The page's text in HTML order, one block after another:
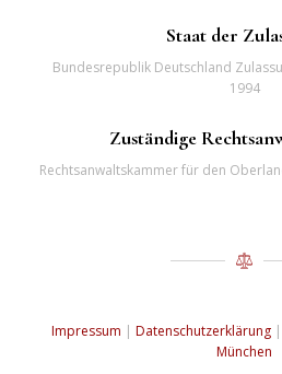
Staat der
Bundesrepublik Deutschland
1994
Zuständige
Rechtsanwaltskammer für den
Impressum | Datenschutzerklärung|
München